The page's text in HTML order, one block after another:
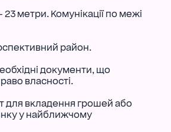
метри. Комунікації по межі
район.
документи, що
власності.
для вкладення грошей або
у найближчому